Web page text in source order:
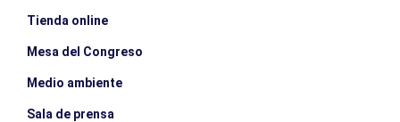
Tienda online
Mesa del Congreso
Medio ambiente
Sala de prensa